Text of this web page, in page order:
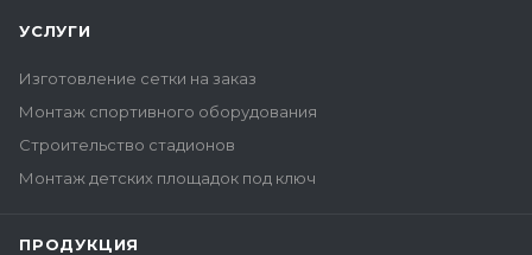
УСЛУГИ
Изготовление сетки на заказ
Монтаж спортивного оборудования
Строительство стадионов
Монтаж детских площадок под ключ
ПРОДУКЦИЯ